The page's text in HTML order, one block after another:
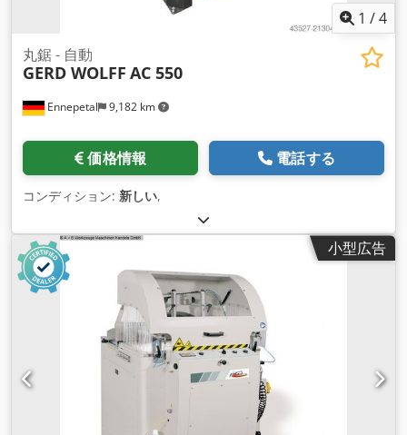
1 /4
Ennepetal 9,182 km
丸鋸 - 自動
GERD WOLFF AC 550
価格情報 電話する
コンディション: 新しい,
小型広告